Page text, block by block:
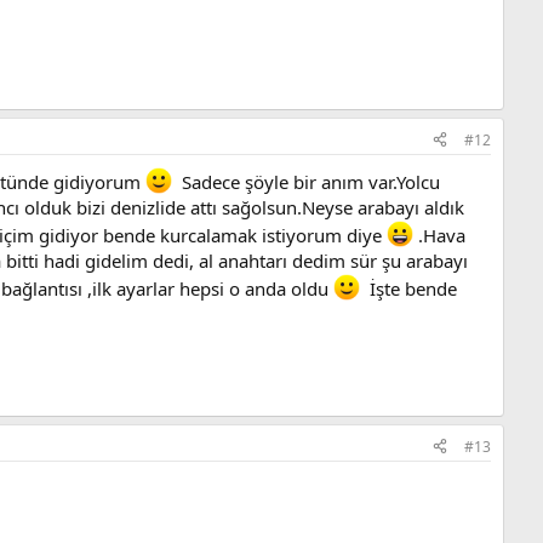
#12
gidiyorum
Sadece şöyle bir anım var.Yolcu
olduk bizi denizlide attı sağolsun.Neyse arabayı aldık
içim gidiyor bende kurcalamak istiyorum diye
.Hava
hadi gidelim dedi, al anahtarı dedim sür şu arabayı
,ilk ayarlar hepsi o anda oldu
İşte bende
#13